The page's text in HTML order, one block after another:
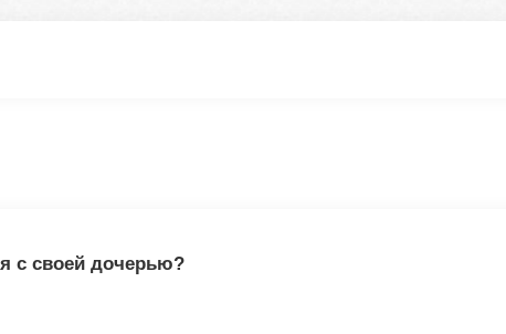
с своей дочерью?